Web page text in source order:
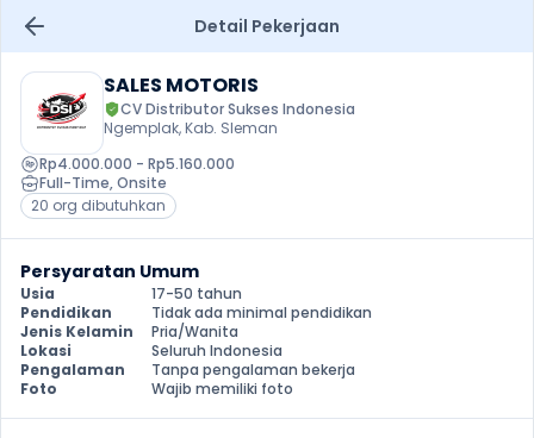
Detail Pekerjaan
SALES MOTORIS
CV Distributor Sukses Indonesia
Ngemplak, Kab. Sleman
Rp4.000.000 - Rp5.160.000
Full-Time, Onsite
20 org dibutuhkan
Persyaratan Umum
Usia
17-50 tahun
Pendidikan
Tidak ada minimal pendidikan
Jenis Kelamin
Pria/Wanita
Lokasi
Seluruh Indonesia
Pengalaman
Tanpa pengalaman bekerja
Foto
Wajib memiliki foto